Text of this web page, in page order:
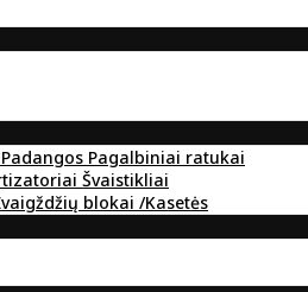
Padangos Pagalbiniai ratukai
Švaistikliai
blokai /Kasetės